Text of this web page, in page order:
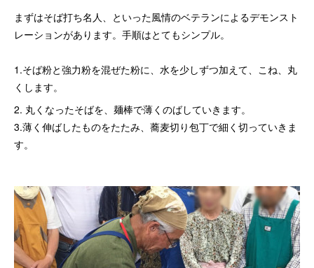
まずはそば打ち名人、といった風情のベテランによるデモンスト
レーションがあります。手順はとてもシンプル。
1.そば粉と強力粉を混ぜた粉に、水を少しずつ加えて、こね、丸
くします。
2. 丸くなったそばを、麺棒で薄くのばしていきます。
3.薄く伸ばしたものをたたみ、蕎麦切り包丁で細く切っていきま
す。